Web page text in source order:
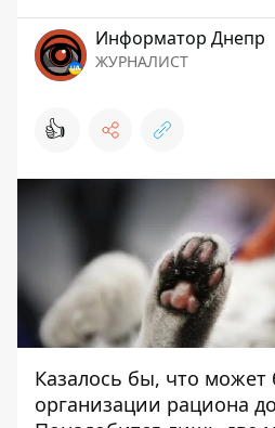
Информатор Днепр
ЖУРНАЛИСТ
👍
Казалось бы, что может
организации рациона